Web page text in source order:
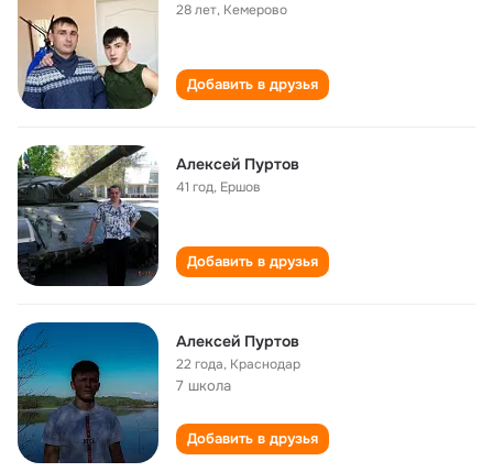
28 лет, Кемерово
Добавить в друзья
Алексей Пуртов
41 год, Ершов
Добавить в друзья
Алексей Пуртов
22 года, Краснодар
7 школа
Добавить в друзья